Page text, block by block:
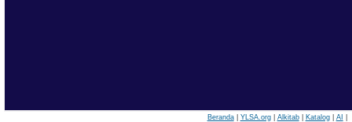
Beranda| YLSA.org| Alkitab| Katalog| AI